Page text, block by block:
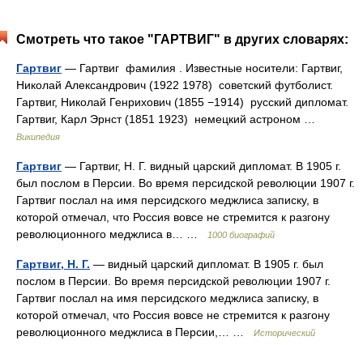
Смотреть что такое "ГАРТВИГ" в других словарях:
Гартвиг — Гартвиг фамилия . Известные носители: Гартвиг,
Николай Александрович (1922 1978) советский футболист.
Гартвиг, Николай Генрихович (1855 −1914) русский дипломат.
Гартвиг, Карл Эрнст (1851 1923) немецкий астроном …
Википедия
Гартвиг — Гартвиг, Н. Г. видный царский дипломат. В 1905 г.
был послом в Персии. Во время персидской революции 1907 г.
Гартвиг послал на имя персидского меджлиса записку, в
которой отмечал, что Россия вовсе не стремится к разгону
революционного меджлиса в… …
1000 биографий
Гартвиг, Н. Г. — видный царский дипломат. В 1905 г. был
послом в Персии. Во время персидской революции 1907 г.
Гартвиг послал на имя персидского меджлиса записку, в
которой отмечал, что Россия вовсе не стремится к разгону
революционного меджлиса в Персии,… …
Исторический